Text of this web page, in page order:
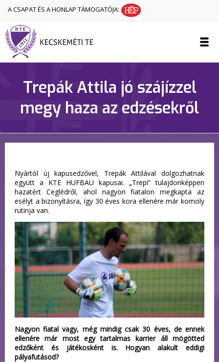
A CSAPAT ÉS A HONLAP TÁMOGATÓJA:
Trepák Attila jó szájízzel
megy haza az edzésekről
Nyártól új kapusedzővel, Trepák Attilával dolgozhatnak
együtt a KTE HUFBAU kapusai. „Trepi” tulajdonképpen
hazatért Ceglédről, ahol nagyon fiatalon megkapta az
esélyt a bizonyításra, így 30 éves kora ellenére már komoly
rutinja van.
Nagyon fiatal vagy, még mindig csak 30 éves, de ennek
ellenére már most egy tartalmas karrier áll mögötted
edzőként és játékosként is. Hogyan alakult eddigi
pályafutásod?